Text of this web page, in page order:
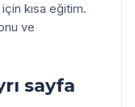
kısa eğitim.
ve
sayfa